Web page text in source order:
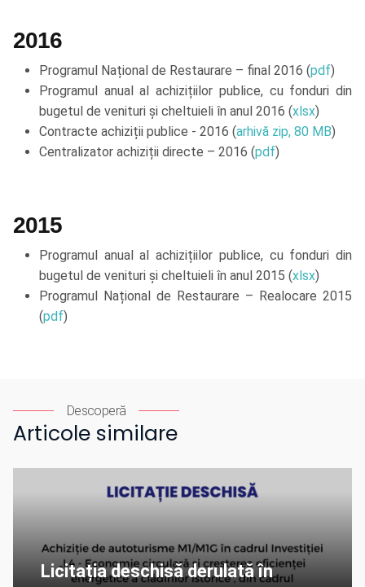
2016
Programul Național de Restaurare – final 2016 (pdf)
Programul anual al achizițiilor publice, cu fonduri din
bugetul de venituri și cheltuieli în anul 2016 (xlsx)
Contracte achiziții publice - 2016 (arhivă zip, 80 MB)
Centralizator achiziții directe – 2016 (pdf)
2015
Programul anual al achizițiilor publice, cu fonduri din
bugetul de venituri și cheltuieli în anul 2015 (xlsx)
Programul Național de Restaurare – Realocare 2015
(pdf)
Descoperă
Articole similare
Licitația deschisă derulată în